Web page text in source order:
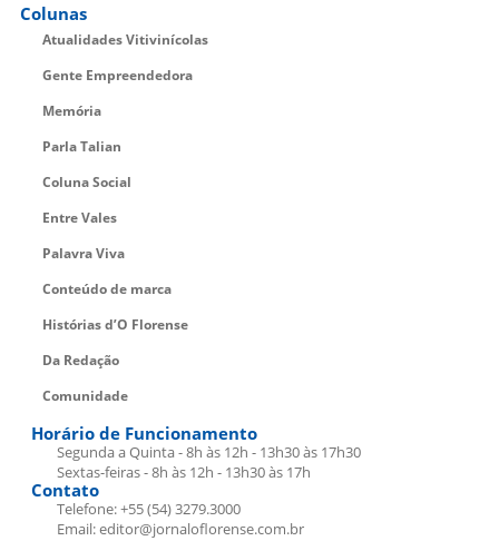
Colunas
Atualidades Vitivinícolas
Gente Empreendedora
Memória
Parla Talian
Coluna Social
Entre Vales
Palavra Viva
Conteúdo de marca
Histórias d’O Florense
Da Redação
Comunidade
Horário de Funcionamento
Segunda a Quinta - 8h às 12h - 13h30 às 17h30
Sextas-feiras - 8h às 12h - 13h30 às 17h
Contato
Telefone: +55 (54) 3279.3000
Email: editor@jornaloflorense.com.br